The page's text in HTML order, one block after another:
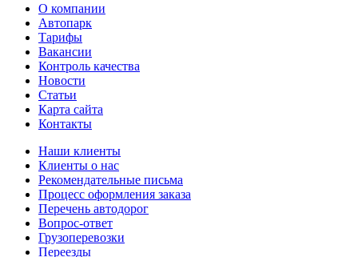
О компании
Автопарк
Тарифы
Вакансии
Контроль качества
Новости
Статьи
Карта сайта
Контакты
Наши клиенты
Клиенты о нас
Рекомендательные письма
Процесс оформления заказа
Перечень автодорог
Вопрос-ответ
Грузоперевозки
Переезды